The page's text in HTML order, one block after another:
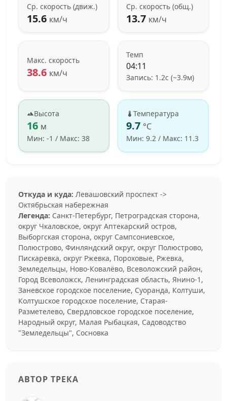
Ср. скорость (движ.)
15.6 км/ч
Ср. скорость (общ.)
13.7 км/ч
Макс. скорость
38.6 км/ч
Темп
04:11
Запись: 1.2с (~3.9м)
Высота
16 м
Мин: -1 / Макс: 38
Температура
9.7 °C
Мин: 9.2 / Макс: 11.3
Откуда и куда: Левашовский проспект ->
Октябрьская набережная
Легенда: Санкт-Петербург, Петроградская сторона,
округ Чкаловское, округ Аптекарский остров,
Выборгская сторона, округ Сампсониевское,
Полюстрово, Финляндский округ, округ Полюстрово,
Пискаревка, округ Ржевка, Пороховые, Ржевка,
Земледельцы, Ново-Ковалёво, Всеволожский район,
Город Всеволожск, Ленинградская область, Янино-1,
Заневское городское поселение, Суоранда, Колтуши,
Колтушское городское поселение, Старая-
Разметелево, Свердловское городское поселение,
Народный округ, Малая Рыбацкая, Садоводство
"Земледельцы", Сосновка
АВТОР ТРЕКА